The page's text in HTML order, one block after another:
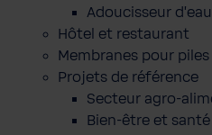
Adoucisseur
Hôtel et restaurant
Membranes pour
Projets de référence
Secteur agro-
Bien-être et santé